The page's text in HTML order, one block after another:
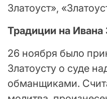
Златоуст»,
Традиции на Ивана
26 ноября было
Златоусту о суде
обманщиками.